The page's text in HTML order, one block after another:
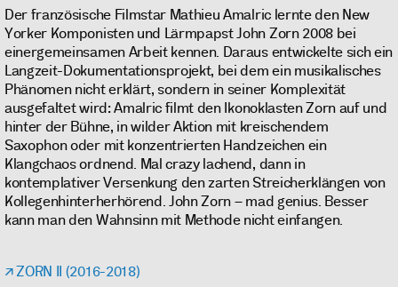
Der französische Filmstar Mathieu Amalric lernte den New
Yorker Komponisten und Lärmpapst John Zorn 2008 bei
einergemeinsamen Arbeit kennen. Daraus entwickelte sich ein
Langzeit-Dokumentationsprojekt, bei dem ein musikalisches
Phänomen nicht erklärt, sondern in seiner Komplexität
ausgefaltet wird: Amalric filmt den Ikonoklasten Zorn auf und
hinter der Bühne, in wilder Aktion mit kreischendem
Saxophon oder mit konzentrierten Handzeichen ein
Klangchaos ordnend. Mal crazy lachend, dann in
kontemplativer Versenkung den zarten Streicherklängen von
Kollegenhinterherhörend. John Zorn – mad genius. Besser
kann man den Wahnsinn mit Methode nicht einfangen.
ZORN II (2016-2018)